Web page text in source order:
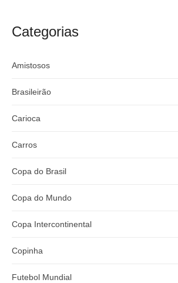
argentino
Categorias
Amistosos
Brasileirão
Carioca
Carros
Copa do Brasil
Copa do Mundo
Copa Intercontinental
Copinha
Futebol Mundial